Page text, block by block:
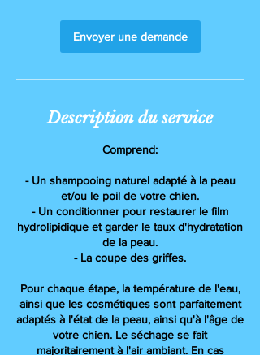
Envoyer une demande
Description du service
Comprend:
- Un shampooing naturel adapté à la peau
et/ou le poil de votre chien.
- Un conditionner pour restaurer le film
hydrolipidique et garder le taux d'hydratation
de la peau.
- La coupe des griffes.
Pour chaque étape, la température de l'eau,
ainsi que les cosmétiques sont parfaitement
adaptés à l'état de la peau, ainsi qu'à l'âge de
votre chien. Le séchage se fait
majoritairement à l'air ambiant. En cas